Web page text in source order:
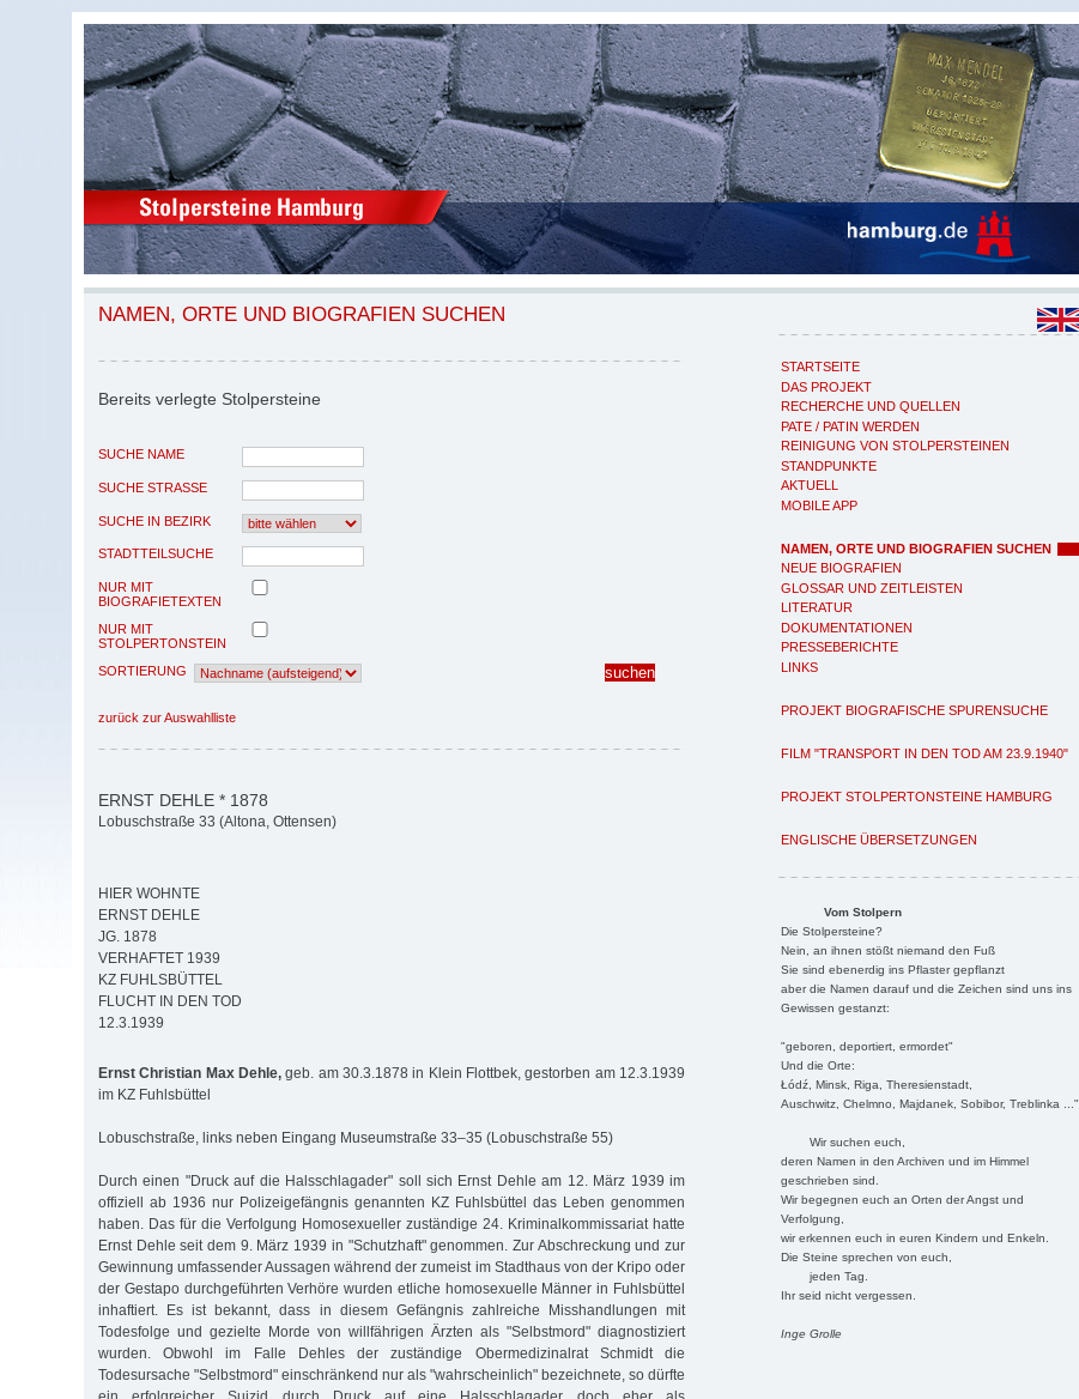
STARTSEITE
DAS PROJEKT
RECHERCHE UND QUELLEN
PATE / PATIN WERDEN
REINIGUNG VON STOLPERSTEINEN
STANDPUNKTE
AKTUELL
MOBILE APP
NAMEN, ORTE UND BIOGRAFIEN SUCHEN
NEUE BIOGRAFIEN
GLOSSAR UND ZEITLEISTEN
LITERATUR
DOKUMENTATIONEN
PRESSEBERICHTE
LINKS
PROJEKT BIOGRAFISCHE SPURENSUCHE
FILM "TRANSPORT IN DEN TOD AM 23.9.1940"
PROJEKT STOLPERTONSTEINE HAMBURG
ENGLISCHE ÜBERSETZUNGEN
Vom Stolpern
Die Stolpersteine?
Nein, an ihnen stößt niemand den Fuß
Sie sind ebenerdig ins Pflaster gepflanzt
aber die Namen darauf und die Zeichen sind uns ins
Gewissen gestanzt:
"geboren, deportiert, ermordet"
Und die Orte:
Łódź, Minsk, Riga, Theresienstadt,
Auschwitz, Chelmno, Majdanek, Sobibor, Treblinka ..."
Wir suchen euch,
deren Namen in den Archiven und im Himmel
geschrieben sind.
Wir begegnen euch an Orten der Angst und
Verfolgung,
wir erkennen euch in euren Kindern und Enkeln.
Die Steine sprechen von euch,
jeden Tag.
Ihr seid nicht vergessen.
Inge Grolle
NAMEN, ORTE UND BIOGRAFIEN SUCHEN
Bereits verlegte Stolpersteine
SUCHE NAME
SUCHE STRASSE
SUCHE IN BEZIRK
STADTTEILSUCHE
NUR MIT
BIOGRAFIETEXTEN
NUR MIT
STOLPERTONSTEIN
SORTIERUNG
zurück zur Auswahlliste
ERNST DEHLE * 1878
Lobuschstraße 33 (Altona, Ottensen)
HIER WOHNTE
ERNST DEHLE
JG. 1878
VERHAFTET 1939
KZ FUHLSBÜTTEL
FLUCHT IN DEN TOD
12.3.1939
Ernst Christian Max Dehle, geb. am 30.3.1878 in Klein Flottbek, gestorben am 12.3.1939
im KZ Fuhlsbüttel
Lobuschstraße, links neben Eingang Museumstraße 33–35 (Lobuschstraße 55)
Durch einen "Druck auf die Halsschlagader" soll sich Ernst Dehle am 12. März 1939 im
offiziell ab 1936 nur Polizeigefängnis genannten KZ Fuhlsbüttel das Leben genommen
haben. Das für die Verfolgung Homosexueller zuständige 24. Kriminalkommissariat hatte
Ernst Dehle seit dem 9. März 1939 in "Schutzhaft" genommen. Zur Abschreckung und zur
Gewinnung umfassender Aussagen während der zumeist im Stadthaus von der Kripo oder
der Gestapo durchgeführten Verhöre wurden etliche homosexuelle Männer in Fuhlsbüttel
inhaftiert. Es ist bekannt, dass in diesem Gefängnis zahlreiche Misshandlungen mit
Todesfolge und gezielte Morde von willfährigen Ärzten als "Selbstmord" diagnostiziert
wurden. Obwohl im Falle Dehles der zuständige Obermedizinalrat Schmidt die
Todesursache "Selbstmord" einschränkend nur als "wahrscheinlich" bezeichnete, so dürfte